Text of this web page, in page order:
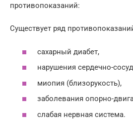
противопоказаний:
Существует ряд
сахарный диабет,
нарушения сердечно-
миопия (близорукость),
заболевания опорно-
слабая нервная система.